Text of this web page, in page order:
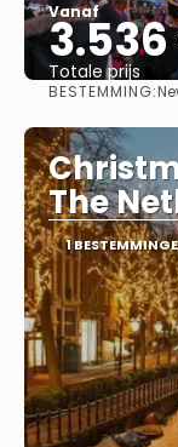
Vanaf
Totale prijs
BESTEMMING:
The
1